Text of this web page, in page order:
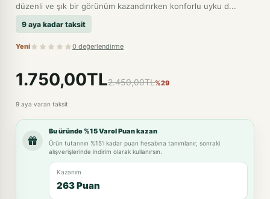
düzenli ve şık bir görünüm kazandırırken konforlu uyku d...
9 aya kadar taksit
Yeni 0 değerlendirme
1.750,00TL2.450,00TL%29
9 aya varan taksit
Bu üründe %15 Varol Puan kazan
Ürün tutarının %15'i kadar puan hesabına tanımlanır, sonraki
alışverişlerinde indirim olarak kullanırsın.
Kazanım
263 Puan